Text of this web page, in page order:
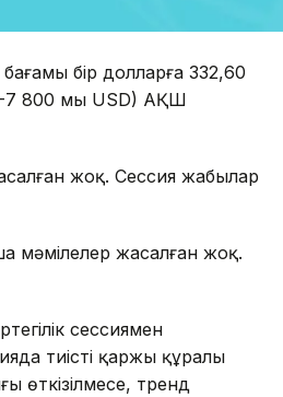
бір долларға 332,60
(-7 800 мың USD) АҚШ
жоқ. Сессия жабылар
мәмілелер жасалған жоқ.
сессиямен
тиісті қаржы құралы
өткізілмесе, тренд